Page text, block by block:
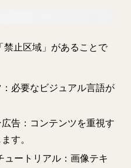
禁止区域」があることで
必要なビジュアル言語が
告：コンテンツを重視す
す。
ュートリアル：画像テキ